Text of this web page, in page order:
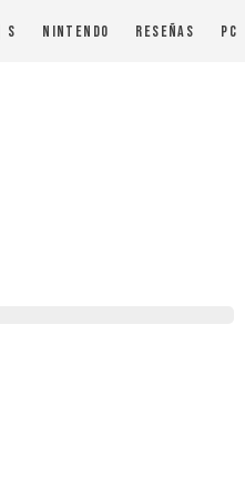
S Nintendo Reseñas PC